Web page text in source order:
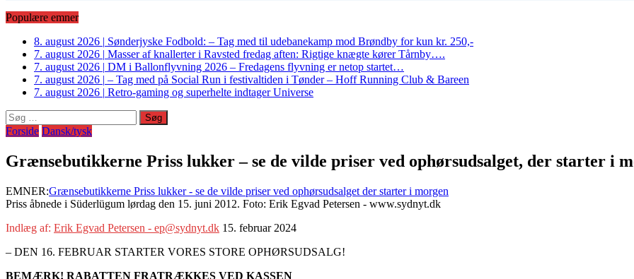
Populære emner
8. august 2026 | Sønderjyske Fodbold: – Tag med til udebanekamp mod Brøndby for kun kr. 250,-
7. august 2026 | Masser af knallerter i Ravsted fredag aften: Rigtige knægte kører Tårnby….
7. august 2026 | DM i Ballonflyvning 2026 – Fredagens flyvning er netop startet…
7. august 2026 | – Tag med på Social Run i festivaltiden i Tønder – Hoff Running Club & Bareen
7. august 2026 | Retro-gaming og superhelte indtager Universe
Søg
efter:
Forside Dansk/tysk
Grænsebutikkerne Priss lukker – se de vilde priser ved ophørsudsalget, der starter i
EMNER:Grænsebutikkerne Priss lukker - se de vilde priser ved ophørsudsalget der starter i morgen
Priss åbnede i Süderlügum lørdag den 15. juni 2012. Foto: Erik Egvad Petersen - www.sydnyt.dk
Indlæg af: Erik Egvad Petersen - ep@sydnyt.dk 15. februar 2024
– DEN 16. FEBRUAR STARTER VORES STORE OPHØRSUDSALG!
BEMÆRK! RABATTEN FRATRÆKKES VED KASSEN